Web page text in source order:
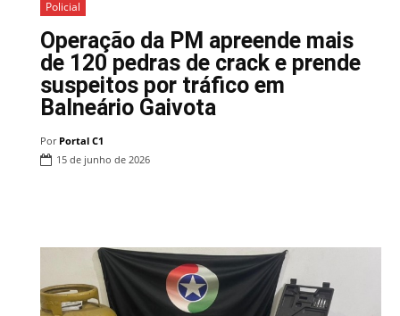
Policial
Operação da PM apreende mais
de 120 pedras de crack e prende
suspeitos por tráfico em
Balneário Gaivota
Por Portal C1
15 de junho de 2026